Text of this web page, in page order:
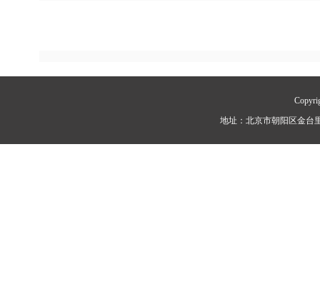
地址：北京市朝阳区金台